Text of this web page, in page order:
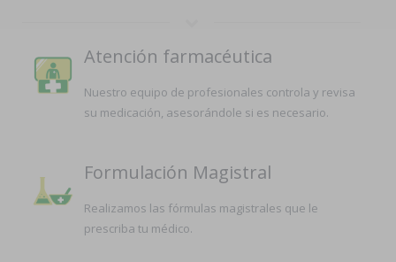
Atención farmacéutica
Nuestro equipo de profesionales controla y revisa
su medicación, asesorándole si es necesario.
Formulación Magistral
Realizamos las fórmulas magistrales que le
prescriba tu médico.